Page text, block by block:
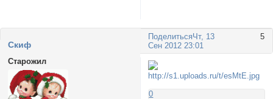
Поделиться 5
Чт, 13
Сен 2012 23:01
Cкиф
Старожил
0